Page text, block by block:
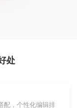
处
配，个性化编辑排